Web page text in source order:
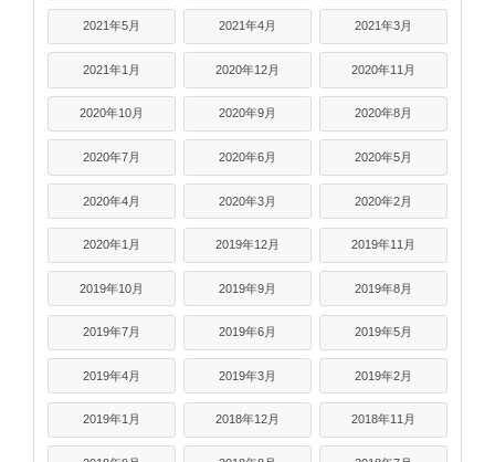
2021年5月 2021年4月 2021年3月
2021年1月 2020年12月 2020年11月
2020年10月 2020年9月 2020年8月
2020年7月 2020年6月 2020年5月
2020年4月 2020年3月 2020年2月
2020年1月 2019年12月 2019年11月
2019年10月 2019年9月 2019年8月
2019年7月 2019年6月 2019年5月
2019年4月 2019年3月 2019年2月
2019年1月 2018年12月 2018年11月